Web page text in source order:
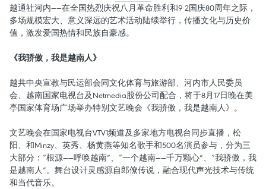
越通社河内——在全国热烈庆祝八月革命胜利和9·2国庆80周年之际，
多场规模宏大、意义深远的艺术活动陆续举行，传播文化与历史价
值，激发爱国热情和民族自豪感。
《我骄傲，我是越南人》
越共中央宣教与民运部会同文化体育与旅游部、河内市人民委员
会、越南国家电视台及Netmedia股份公司配合，将于8月17日晚在美
亭国家体育场广场举办特别文艺晚会《我骄傲，我是越南人》。
文艺晚会在国家电视台VTV1频道及多家地方电视台同步直播，松
阳、和Minzy、英秀、杨黄燕等知名歌手和500名演员参与，分为三
大部分：“根源——呼唤越南”、“一个越南——千万颗心”、“我骄傲，我
是越南人”。舞台设计灵感源自郎僚传说，融合现代声光技术与传统
和当代音乐。